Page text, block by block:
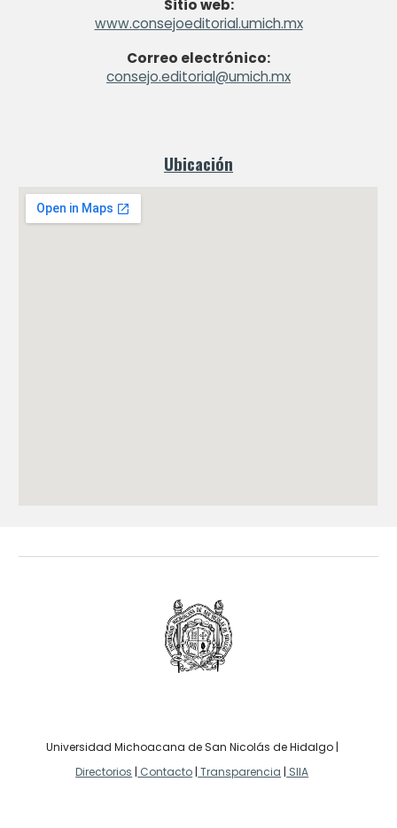
Sitio web:
www.consejoeditorial.umich.mx
Correo electrónico:
consejo.editorial@umich.mx
Ubicación
Universidad Michoacana de San Nicolás de Hidalgo |
Directorios | Contacto | Transparencia | SIIA